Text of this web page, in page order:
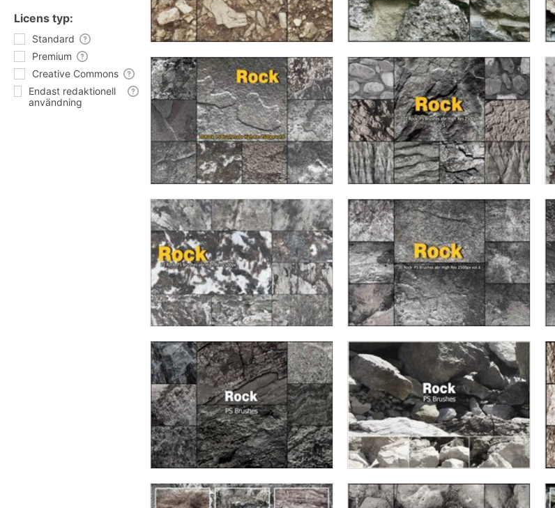
Licens typ:
Standard
Premium
Creative Commons
Endast redaktionell
användning